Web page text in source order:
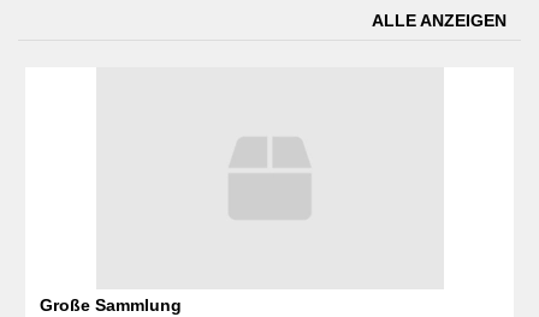
ALLE ANZEIGEN
Große Sammlung